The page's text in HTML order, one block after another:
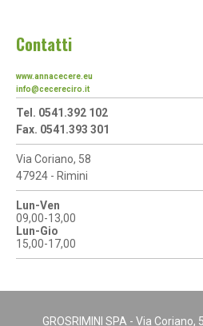
Contatti
www.annacecere.eu
info@cecereciro.it
Tel. 0541.392 102
Fax. 0541.393 301
Via Coriano, 58
47924 - Rimini
Lun-Ven
09,00-13,00
Lun-Gio
15,00-17,00
GROSRIMINI SPA - Via